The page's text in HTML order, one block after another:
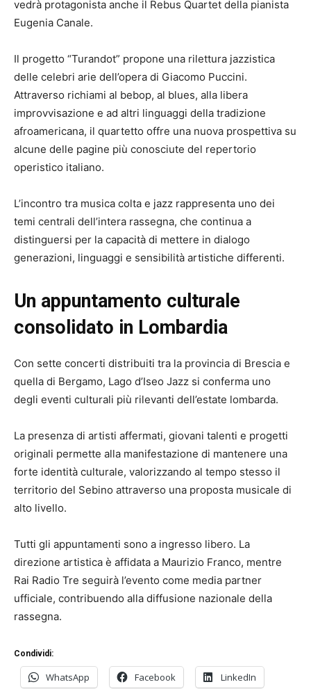
vedrà protagonista anche il Rebus Quartet della pianista
Eugenia Canale.
Il progetto “Turandot” propone una rilettura jazzistica
delle celebri arie dell’opera di Giacomo Puccini.
Attraverso richiami al bebop, al blues, alla libera
improvvisazione e ad altri linguaggi della tradizione
afroamericana, il quartetto offre una nuova prospettiva su
alcune delle pagine più conosciute del repertorio
operistico italiano.
L’incontro tra musica colta e jazz rappresenta uno dei
temi centrali dell’intera rassegna, che continua a
distinguersi per la capacità di mettere in dialogo
generazioni, linguaggi e sensibilità artistiche differenti.
Un appuntamento culturale
consolidato in Lombardia
Con sette concerti distribuiti tra la provincia di Brescia e
quella di Bergamo, Lago d’Iseo Jazz si conferma uno
degli eventi culturali più rilevanti dell’estate lombarda.
La presenza di artisti affermati, giovani talenti e progetti
originali permette alla manifestazione di mantenere una
forte identità culturale, valorizzando al tempo stesso il
territorio del Sebino attraverso una proposta musicale di
alto livello.
Tutti gli appuntamenti sono a ingresso libero. La
direzione artistica è affidata a Maurizio Franco, mentre
Rai Radio Tre seguirà l’evento come media partner
ufficiale, contribuendo alla diffusione nazionale della
rassegna.
Condividi:
WhatsApp Facebook LinkedIn